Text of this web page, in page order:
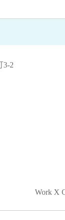
3-2
Work X